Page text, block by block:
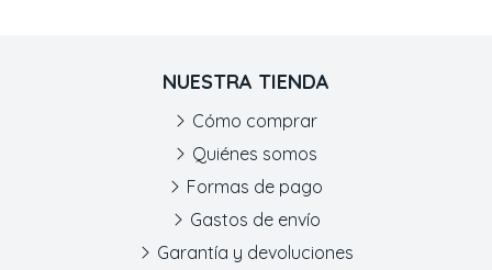
NUESTRA TIENDA
Cómo comprar
Quiénes somos
Formas de pago
Gastos de envío
Garantía y devoluciones